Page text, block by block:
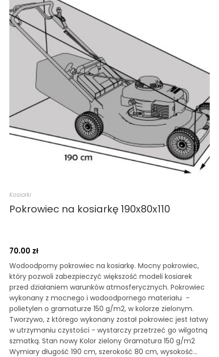
Kosiarki
Pokrowiec na kosiarkę 190x80x110
70.00 zł
Wodoodporny pokrowiec na kosiarkę. Mocny pokrowiec,
który pozwoli zabezpieczyć większość modeli kosiarek
przed działaniem warunków atmosferycznych. Pokrowiec
wykonany z mocnego i wodoodpornego materiału -
polietylen o gramaturze 150 g/m2, w kolorze zielonym.
Tworzywo, z którego wykonany został pokrowiec jest łatwy
w utrzymaniu czystości - wystarczy przetrzeć go wilgotną
szmatką. Stan nowy Kolor zielony Gramatura 150 g/m2
Wymiary długość 190 cm, szerokość 80 cm, wysokość…